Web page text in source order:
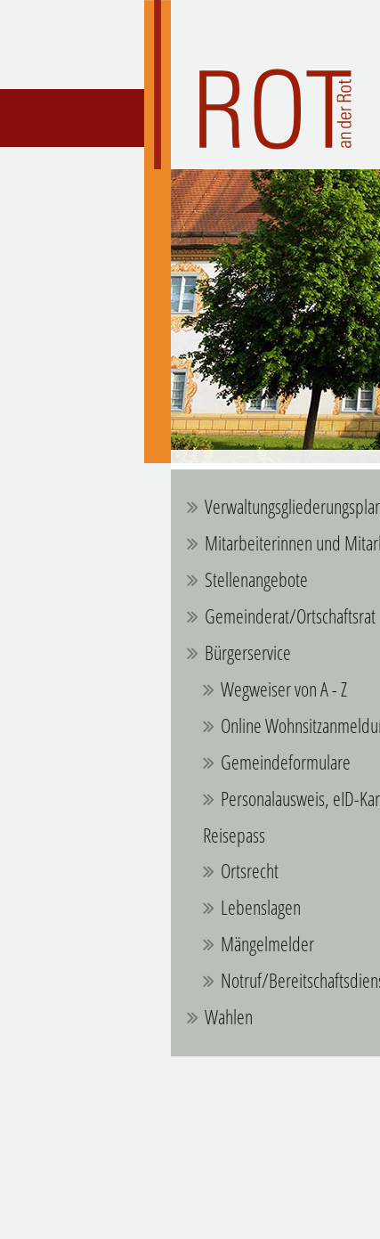
Mitarbeiterinnen und
Stellenangebote
Gemeinderat/Ortschaftsrat
Bürgerservice
Wegweiser von A - Z
Online
Gemeindeformulare
Personalausweis, eID-
Reisepass
Ortsrecht
Lebenslagen
Mängelmelder
Notruf/
Wahlen